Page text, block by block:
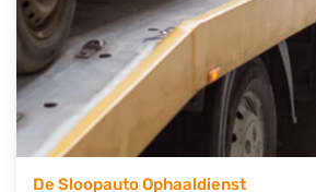
Chevrolet, Citroën, Dacia, Fiat,
Kia, Mazda, Mercedes Benz,
Peugeot, Porsche, Renault, Seat,
Toyota, Volkswagen en Volvo.
De Sloopauto Ophaaldienst